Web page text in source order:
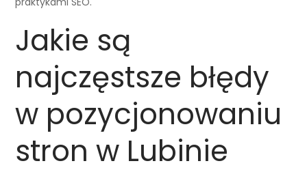
Jakie są
najczęstsze błędy
w pozycjonowaniu
stron w Lubinie